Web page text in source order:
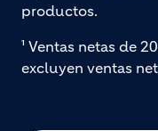
productos.
¹ Ventas netas de
excluyen ventas